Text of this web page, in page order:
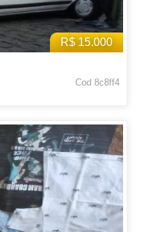
R$ 15.000
Cod 8c8ff4